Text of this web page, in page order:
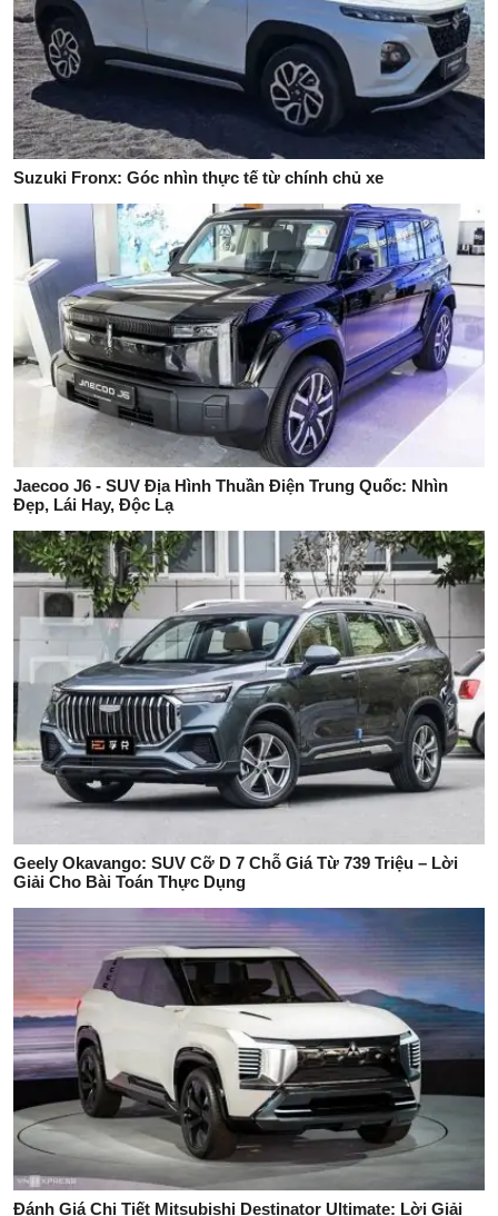
Suzuki Fronx: Góc nhìn thực tế từ chính chủ xe
Jaecoo J6 - SUV Địa Hình Thuần Điện Trung Quốc: Nhìn
Đẹp, Lái Hay, Độc Lạ
Geely Okavango: SUV Cỡ D 7 Chỗ Giá Từ 739 Triệu – Lời
Giải Cho Bài Toán Thực Dụng
Đánh Giá Chi Tiết Mitsubishi Destinator Ultimate: Lời Giải